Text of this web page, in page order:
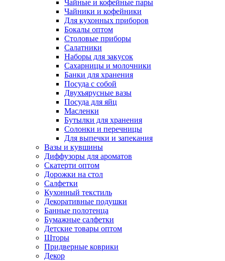
Чайные и кофейные пары
Чайники и кофейники
Для кухонных приборов
Бокалы оптом
Столовые приборы
Салатники
Наборы для закусок
Сахарницы и молочники
Банки для хранения
Посуда с собой
Двухъярусные вазы
Посуда для яйц
Масленки
Бутылки для хранения
Солонки и перечницы
Для выпечки и запекания
Вазы и кувшины
Диффузоры для ароматов
Скатерти оптом
Дорожки на стол
Салфетки
Кухонный текстиль
Декоративные подушки
Банные полотенца
Бумажные салфетки
Детские товары оптом
Шторы
Придверные коврики
Декор